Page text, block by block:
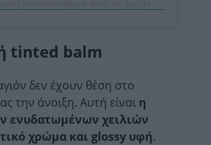
tinted balm
δεν έχουν θέση στο
την άνοιξη. Αυτή είναι η
ενυδατωμένων χειλιών
χρώμα και glossy υφή.